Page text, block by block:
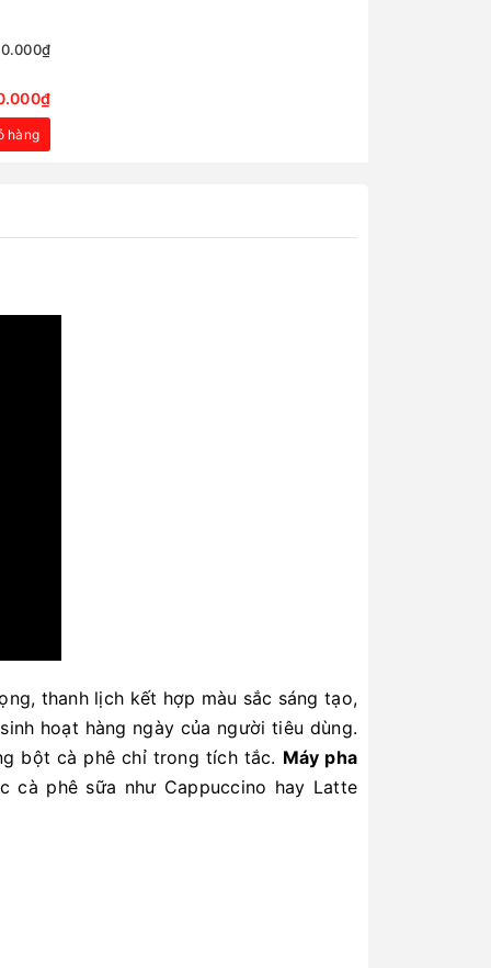
hàng
thanh lịch kết hợp màu sắc sáng tạo,
hoạt hàng ngày của người tiêu dùng.
bột cà phê chỉ trong tích tắc. Máy pha
phê sữa như Cappuccino hay Latte